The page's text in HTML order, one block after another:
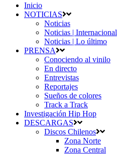
Inicio
NOTICIAS
Noticias
Noticias | Internacional
Noticias | Lo último
PRENSA
Conociendo al vinilo
En directo
Entrevistas
Reportajes
Sueños de colores
Track a Track
Investigación Hip Hop
DESCARGAS
Discos Chilenos
Zona Norte
Zona Central